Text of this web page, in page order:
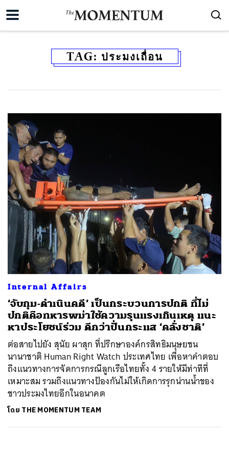
TAG: ประมงเถื่อน
Internal Affairs
‘จับกุม-ดำเนินคดี’ เป็นกระบวนการปกติ ที่ไม่
ปกติคือทหารพม่าใช้ความรุนแรงเกินเหตุ แนะ
หาประโยชน์ร่วม ดีกว่าปั่นกระแส ‘คลั่งชาติ’
ต่อสายไปยัง สุนัย ผาสุก ที่ปรึกษาองค์กรสิทธิมนุษยชน
นานาชาติ Human Right Watch ประเทศไทย เพื่อหาคำตอบ
ถึงแนวทางการจัดการกรณีลูกเรือไทยทั้ง 4 รายให้มีท่าทีที่
เหมาะสม รวมถึงแนวทางป้องกันไม่ให้เกิดการรุกน่านน้ำของ
ชาวประมงไทยอีกในอนาคต
โดย THE MOMENTUM TEAM
ค้นหา
SHARE